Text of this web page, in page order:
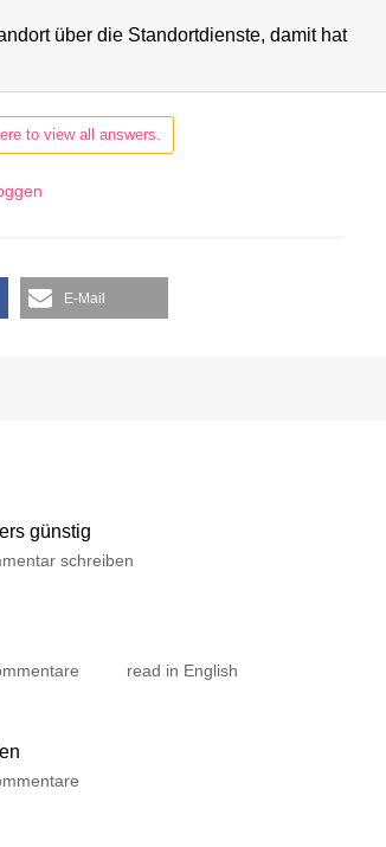
über die Standortdienste, damit hat
to view all answers.
E-Mail
günstig
schreiben
read in English